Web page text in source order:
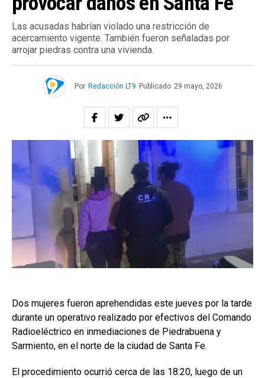
Las acusadas habrían violado una restricción de
acercamiento vigente. También fueron señaladas por
arrojar piedras contra una vivienda.
Por Redacción LT9 Publicado 29 mayo, 2026
Dos mujeres fueron aprehendidas este jueves por la tarde
durante un operativo realizado por efectivos del Comando
Radioeléctrico en inmediaciones de Piedrabuena y
Sarmiento, en el norte de la ciudad de Santa Fe.
El procedimiento ocurrió cerca de las 18:20, luego de un